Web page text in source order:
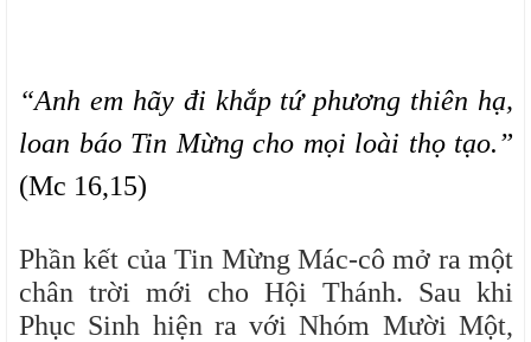
“Anh em hãy đi khắp tứ phương thiên hạ,
loan báo Tin Mừng cho mọi loài thọ tạo.”
(Mc 16,15)
Phần kết của Tin Mừng Mác-cô mở ra một
chân trời mới cho Hội Thánh. Sau khi
Phục Sinh hiện ra với Nhóm Mười Một,